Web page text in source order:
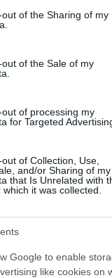
visit or usage
to Google and its
specified
of the Sharing of my
of the Sale of my
of processing my
for Targeted
of Collection, Use,
and/or Sharing of my
that Is Unrelated with
it was collected.
Google to enable
like cookies on
μποφόρ
Συνεδρίασε η
κινδύνου
άνεμοι
μετά από
COMPANY Ε.Ε.
οι τελευταίες
ΟΙΚΟΝΟΜΙΑ